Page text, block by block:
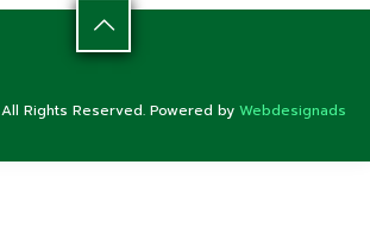
All Rights Reserved. Powered by Webdesignads